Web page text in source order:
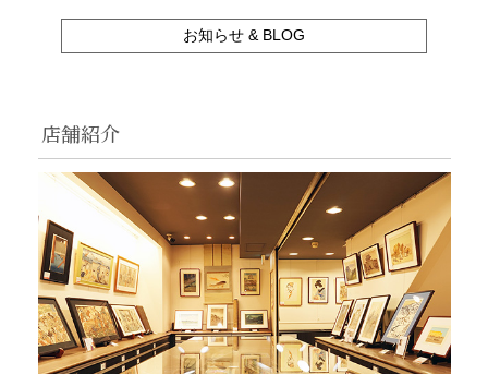
お知らせ & BLOG
店舗紹介